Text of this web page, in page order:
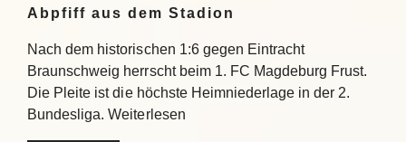
Abpfiff aus dem Stadion
Nach dem historischen 1:6 gegen Eintracht
Braunschweig herrscht beim 1. FC Magdeburg Frust.
Die Pleite ist die höchste Heimniederlage in der 2.
Bundesliga. Weiterlesen